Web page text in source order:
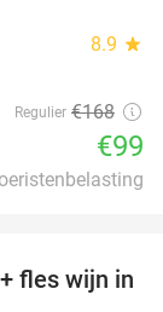
8.9 star
Regulier €168
€99
55%
fles wijn in